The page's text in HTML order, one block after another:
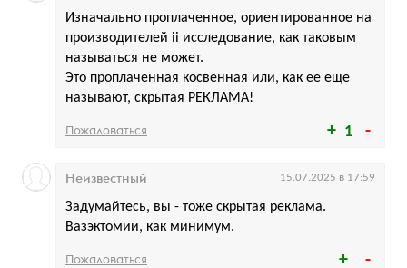
1
Изначально проплаченное, ориентированное на
производителей ii исследование, как таковым
называться не может.
Это проплаченная косвенная или, как ее еще
называют, скрытая РЕКЛАМА!
Пожаловаться
Задумайтесь, вы - тоже скрытая реклама.
Вазэктомии, как минимум.
Неизвестный 15.07.2025 в 17:59
Пожаловаться